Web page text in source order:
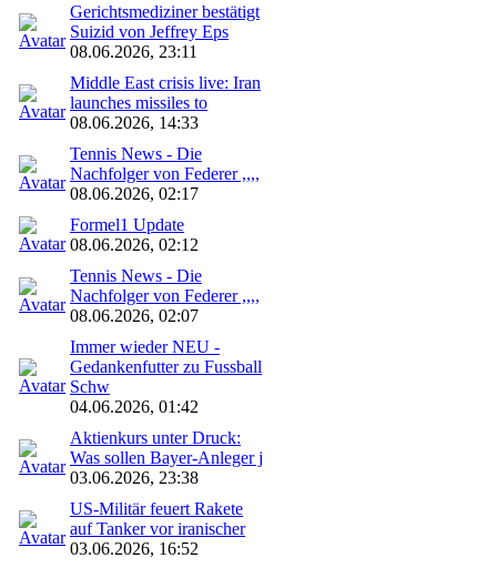
Gerichtsmediziner bestätigt
Suizid von Jeffrey Eps
08.06.2026, 23:11
Middle East crisis live: Iran
launches missiles to
08.06.2026, 14:33
Tennis News - Die
Nachfolger von Federer ,,,,
08.06.2026, 02:17
Formel1 Update
08.06.2026, 02:12
Tennis News - Die
Nachfolger von Federer ,,,,
08.06.2026, 02:07
Immer wieder NEU -
Gedankenfutter zu Fussball
Schw
04.06.2026, 01:42
Aktienkurs unter Druck:
Was sollen Bayer-Anleger j
03.06.2026, 23:38
US-Militär feuert Rakete
auf Tanker vor iranischer
03.06.2026, 16:52